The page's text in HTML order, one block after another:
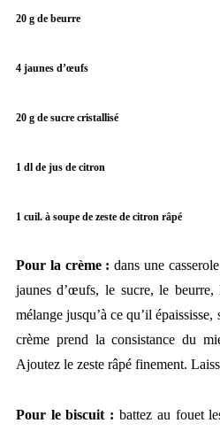
20 g de beurre
4 jaunes d’œufs
20 g de sucre cristallisé
1dl de jus de citron
1 cuil. à soupe de zeste de citron râpé
Pour la crème : dans une
jaunes d’œufs, le sucre, le
mélange jusqu’à ce qu’il
crème prend la consistance du
Ajoutez le zeste râpé finement.
Pour le biscuit : battez au fouet